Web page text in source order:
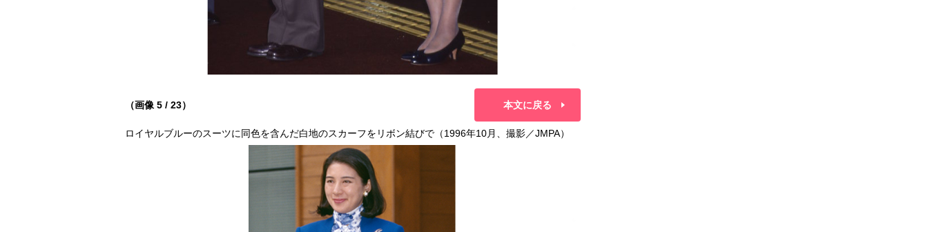
（画像 5 / 23） 本文に戻る
ロイヤルブルーのスーツに同色を含んだ白地のスカーフをリボン結びで（1996年10月、撮影／JMPA）